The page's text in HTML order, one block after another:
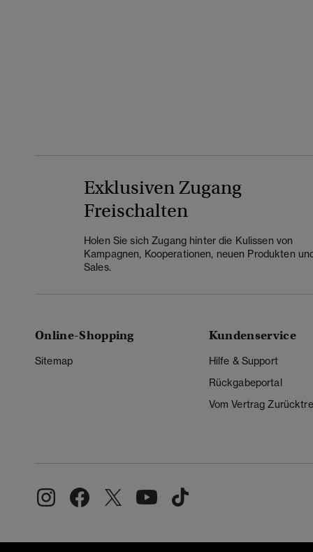
Exklusiven Zugang
Freischalten
Holen Sie sich Zugang hinter die Kulissen von
Kampagnen, Kooperationen, neuen Produkten
Sales.
Online-Shopping
Sitemap
Kundenservice
Hilfe & Support
Rückgabeportal
Vom Vertrag